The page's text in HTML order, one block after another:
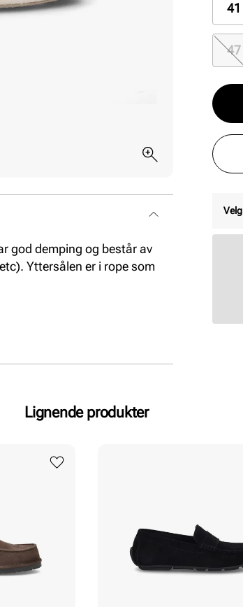
god demping og består av
Yttersålen er i rope som
41
47
Lignende produkter